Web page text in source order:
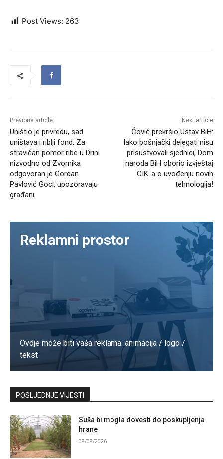
Post Views: 263
Previous article
Uništio je privredu, sad
uništava i riblji fond: Za
stravičan pomor ribe u Drini
nizvodno od Zvornika
odgovoran je Gordan
Pavlović Goci, upozoravaju
građani
Next article
Čović prekršio Ustav BiH:
Iako bošnjački delegati nisu
prisustvovali sjednici, Dom
naroda BiH oborio izvještaj
CIK-a o uvođenju novih
tehnologija!
Reklamni prostor
Ovdje može biti vaša reklama. animacija / logo /
tekst
Kontaktirajte nas
POSLJEDNJE VIJESTI
Suša bi mogla dovesti do poskupljenja
hrane
08/08/2026